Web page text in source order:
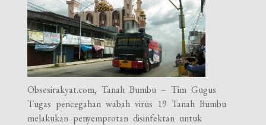
Obsesirakyat.com, Tanah Bumbu – Tim Gugus
Tugas pencegahan wabah virus 19 Tanah Bumbu
melakukan penyemprotan disinfektan untuk